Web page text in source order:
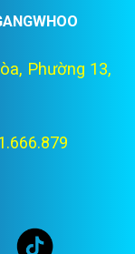
Phường 13,